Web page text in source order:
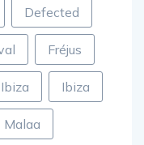
Defected
Fréjus
Ibiza
Malaa